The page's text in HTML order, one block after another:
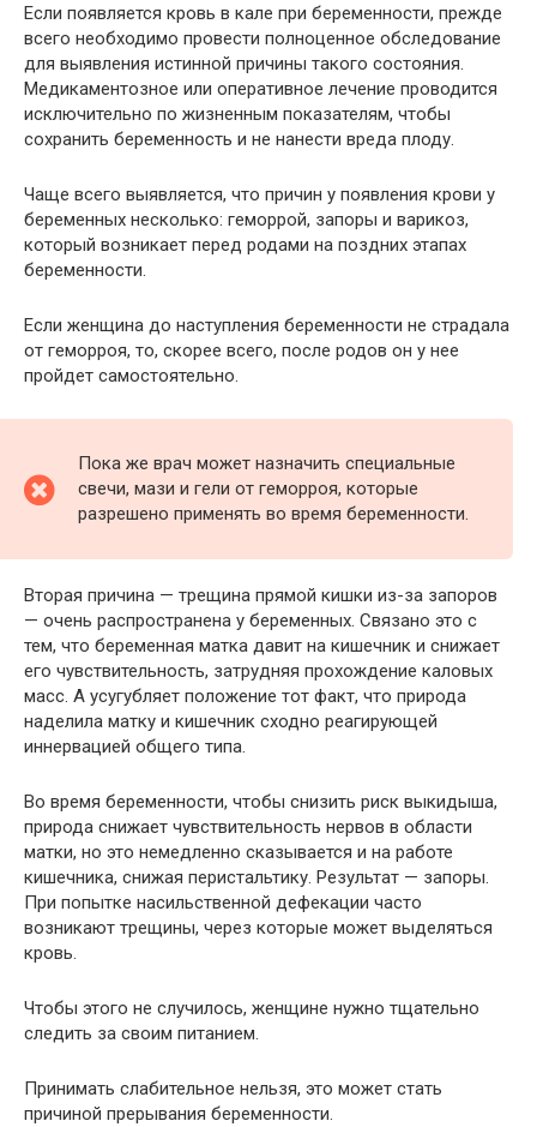
Если появляется кровь в кале при беременности, прежде
всего необходимо провести полноценное обследование
для выявления истинной причины такого состояния.
Медикаментозное или оперативное лечение проводится
исключительно по жизненным показателям, чтобы
сохранить беременность и не нанести вреда плоду.
Чаще всего выявляется, что причин у появления крови у
беременных несколько: геморрой, запоры и варикоз,
который возникает перед родами на поздних этапах
беременности.
Если женщина до наступления беременности не страдала
от геморроя, то, скорее всего, после родов он у нее
пройдет самостоятельно.
Пока же врач может назначить специальные
свечи, мази и гели от геморроя, которые
разрешено применять во время беременности.
Вторая причина — трещина прямой кишки из-за запоров
— очень распространена у беременных. Связано это с
тем, что беременная матка давит на кишечник и снижает
его чувствительность, затрудняя прохождение каловых
масс. А усугубляет положение тот факт, что природа
наделила матку и кишечник сходно реагирующей
иннервацией общего типа.
Во время беременности, чтобы снизить риск выкидыша,
природа снижает чувствительность нервов в области
матки, но это немедленно сказывается и на работе
кишечника, снижая перистальтику. Результат — запоры.
При попытке насильственной дефекации часто
возникают трещины, через которые может выделяться
кровь.
Чтобы этого не случилось, женщине нужно тщательно
следить за своим питанием.
Принимать слабительное нельзя, это может стать
причиной прерывания беременности.